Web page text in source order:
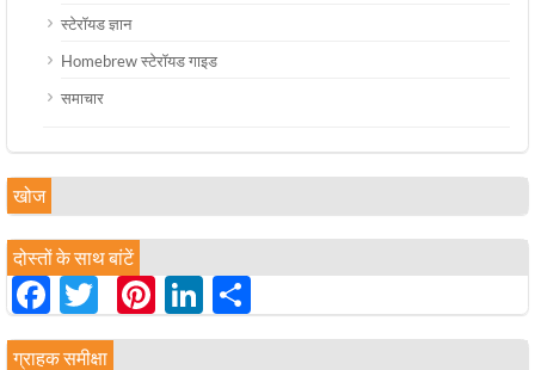
स्टेरॉयड ज्ञान
Homebrew स्टेरॉयड गाइड
समाचार
खोज
दोस्तों के साथ बांटें
Facebook
Twitter
Pinterest
LinkedIn
享
ग्राहक समीक्षा